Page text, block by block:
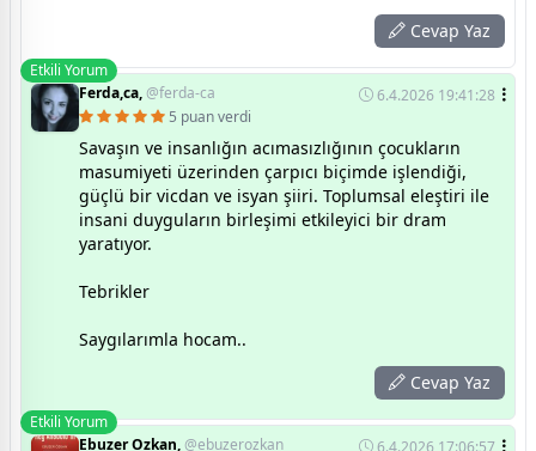
Cevap Yaz
Etkili Yorum
Ferda,ca,@ferda-ca
6.4.2026 19:41:28
5 puan verdi
Savaşın ve insanlığın acımasızlığının çocukların
masumiyeti üzerinden çarpıcı biçimde işlendiği,
güçlü bir vicdan ve isyan şiiri. Toplumsal eleştiri ile
insani duyguların birleşimi etkileyici bir dram
yaratıyor.
Tebrikler
Saygılarımla hocam..
Cevap Yaz
Etkili Yorum
Ebuzer Ozkan,@ebuzerozkan 6.4.2026 17:06:57